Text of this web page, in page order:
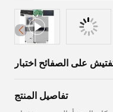
تفاصيل المنتج